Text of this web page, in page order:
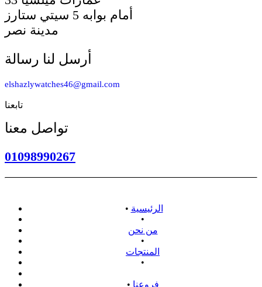
أمام بوابه 5 سيتي ستارز
مدينة نصر
أرسل لنا رسالة
elshazlywatches46@gmail.com
تابعنا
تواصل معنا
01098990267
• الرئيسية
•
من نحن
•
المنتجات
•
• فروعنا